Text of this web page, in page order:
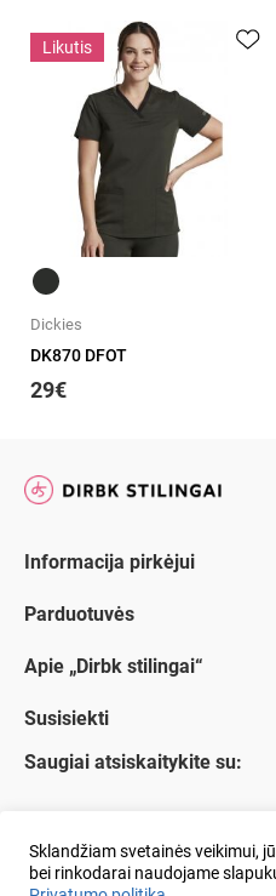
Likutis
Dickies
DK870 DFOT
29€
Informacija pirkėjui
Parduotuvės
Apie „Dirbk stilingai“
Susisiekti
Saugiai atsiskaitykite su:
Sklandžiam svetainės veikimui,
bei rinkodarai naudojame